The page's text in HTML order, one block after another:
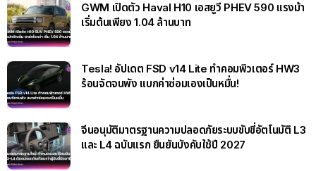
GWM เปิดตัว Haval H10 เอสยูวี PHEV 590 แรงม้า
เริ่มต้นเพียง 1.04 ล้านบาท
Tesla! อัปเดต FSD v14 Lite ทำคอมพิวเตอร์ HW3
ร้อนจัดจนพัง แบกค่าซ่อมเองเป็นหมื่น!
จีนอนุมัติมาตรฐานความปลอดภัยระบบขับขี่อัตโนมัติ L3
และ L4 ฉบับแรก ยืนยันบังคับใช้ปี 2027